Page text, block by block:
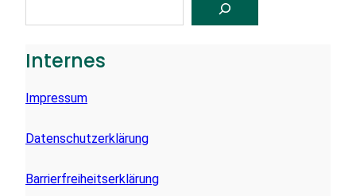
C
Internes
Impressum
Datenschutzerklärung
Barrierfreiheitserklärung